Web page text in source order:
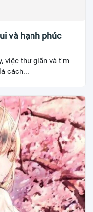
và hạnh phúc
việc thư giãn và tìm
cách...